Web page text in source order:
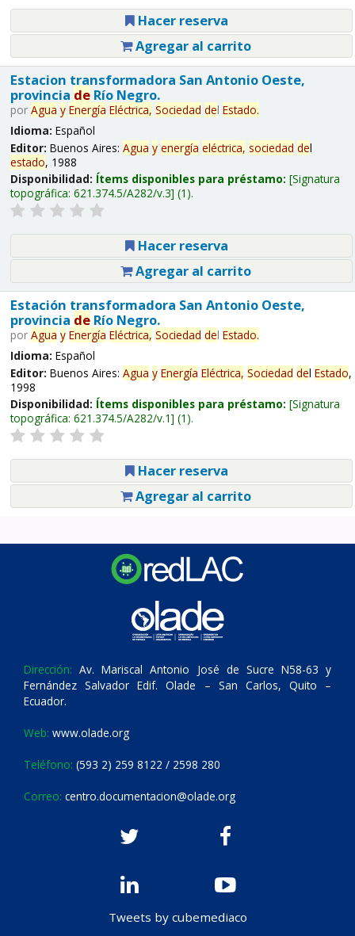
Hacer reserva
Agregar al carrito
Estacion transformadora San Antonio Oeste,
provincia deRío Negro.
por Agua y Energía Eléctrica, Sociedad del Estado.
Idioma: Español
Editor: Buenos Aires: Agua y energía eléctrica, sociedad del
estado, 1988
Disponibilidad: Ítems disponibles para préstamo: Signatura
topográfica: 621.374.5/A282/v.3 (1).
Hacer reserva
Agregar al carrito
Estación transformadora San Antonio Oeste,
provincia deRío Negro.
por Agua y Energía Eléctrica, Sociedad del Estado.
Idioma: Español
Editor: Buenos Aires: Agua y Energía Eléctrica, Sociedad del Estado,
1998
Disponibilidad: Ítems disponibles para préstamo: Signatura
topográfica: 621.374.5/A282/v.1 (1).
Hacer reserva
Agregar al carrito
Dirección: Av. Mariscal Antonio José de Sucre N58-63 y
Fernández Salvador Edif. Olade – San Carlos, Quito –
Ecuador.
Web: www.olade.org
Teléfono: (593 2) 259 8122 / 2598 280
Correo: centro.documentacion@olade.org
Tweets by cubemediaco